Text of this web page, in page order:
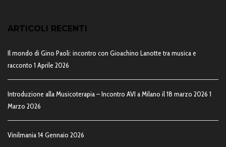
ARTICOLI RECENTI
Il mondo di Gino Paoli: incontro con Gioachino Lanotte tra musica e
racconto 1 Aprile 2026
Introduzione alla Musicoterapia – Incontro AVI a Milano il 18 marzo 2026 1
Marzo 2026
Vinilmania14 Gennaio 2026